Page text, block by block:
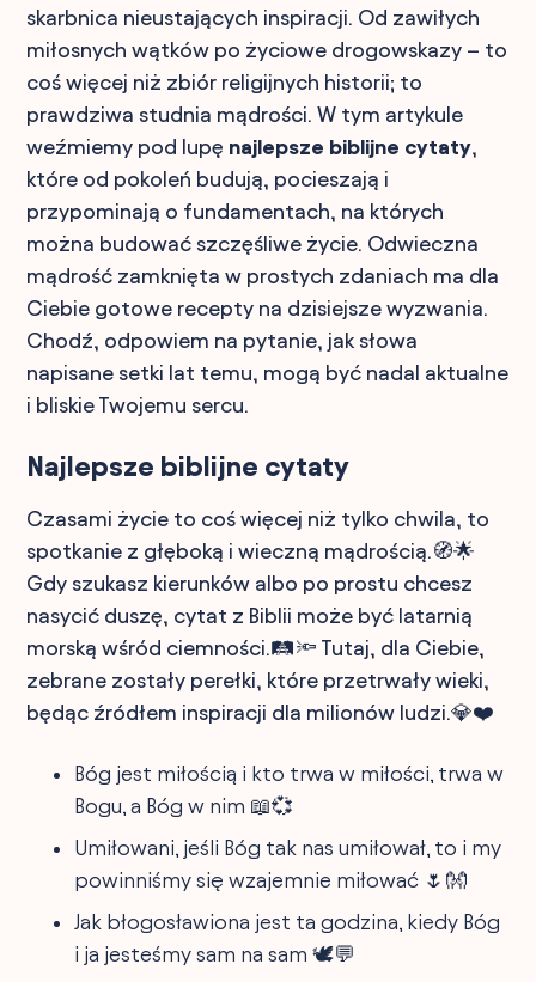
skarbnica nieustających inspiracji. Od zawiłych
miłosnych wątków po życiowe drogowskazy – to
coś więcej niż zbiór religijnych historii; to
prawdziwa studnia mądrości. W tym artykule
weźmiemy pod lupę najlepsze biblijne cytaty,
które od pokoleń budują, pocieszają i
przypominają o fundamentach, na których
można budować szczęśliwe życie. Odwieczna
mądrość zamknięta w prostych zdaniach ma dla
Ciebie gotowe recepty na dzisiejsze wyzwania.
Chodź, odpowiem na pytanie, jak słowa
napisane setki lat temu, mogą być nadal aktualne
i bliskie Twojemu sercu.
Najlepsze biblijne cytaty
Czasami życie to coś więcej niż tylko chwila, to
spotkanie z głęboką i wieczną mądrością.🧭🌟
Gdy szukasz kierunków albo po prostu chcesz
nasycić duszę, cytat z Biblii może być latarnią
morską wśród ciemności.🛤️🔦 Tutaj, dla Ciebie,
zebrane zostały perełki, które przetrwały wieki,
będąc źródłem inspiracji dla milionów ludzi.💎❤️
Bóg jest miłością i kto trwa w miłości, trwa w
Bogu, a Bóg w nim 📖💞
Umiłowani, jeśli Bóg tak nas umiłował, to i my
powinniśmy się wzajemnie miłować 🌷👐
Jak błogosławiona jest ta godzina, kiedy Bóg
i ja jesteśmy sam na sam 🕊️💬